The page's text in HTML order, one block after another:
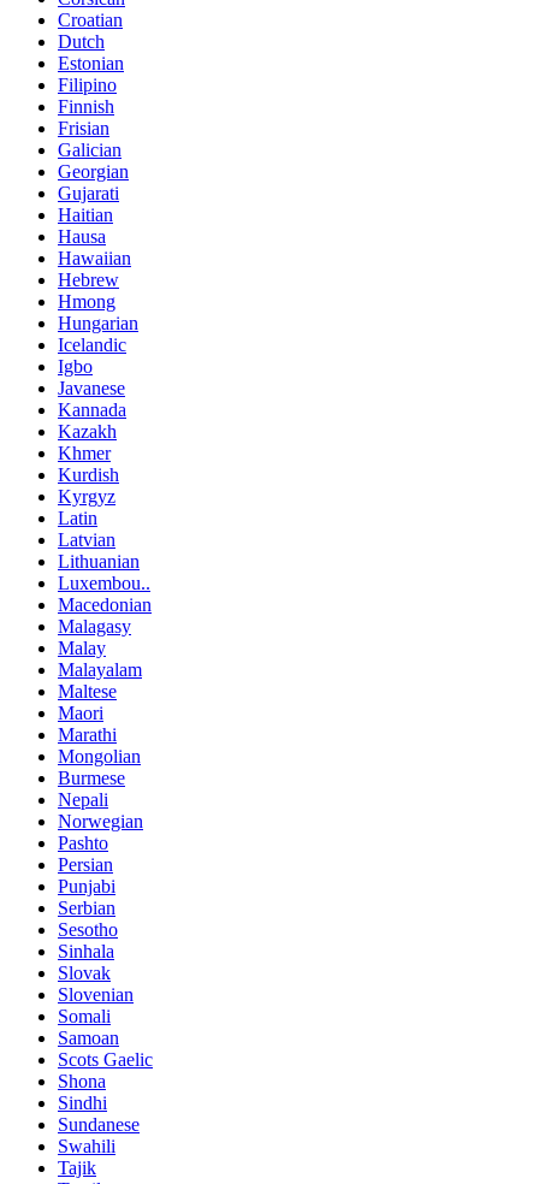
Croatian
Dutch
Estonian
Filipino
Finnish
Frisian
Galician
Georgian
Gujarati
Haitian
Hausa
Hawaiian
Hebrew
Hmong
Hungarian
Icelandic
Igbo
Javanese
Kannada
Kazakh
Khmer
Kurdish
Kyrgyz
Latin
Latvian
Lithuanian
Luxembou..
Macedonian
Malagasy
Malay
Malayalam
Maltese
Maori
Marathi
Mongolian
Burmese
Nepali
Norwegian
Pashto
Persian
Punjabi
Serbian
Sesotho
Sinhala
Slovak
Slovenian
Somali
Samoan
Scots Gaelic
Shona
Sindhi
Sundanese
Swahili
Tajik